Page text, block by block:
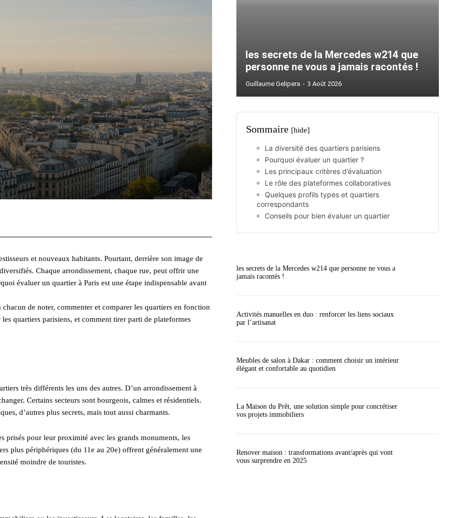
et nouveaux habitants. Pourtant, derrière son image de
Chaque arrondissement, chaque rue, peut offrir une
évaluer un quartier à Paris est une étape indispensable avant
chacun de noter, commenter et comparer les quartiers en fonction
quartiers parisiens, et comment tirer parti de plateformes
très différents les uns des autres. D’un arrondissement à
Certains secteurs sont bourgeois, calmes et résidentiels.
d’autres plus secrets, mais tout aussi charmants.
prisés pour leur proximité avec les grands monuments, les
plus périphériques (du 11e au 20e) offrent généralement une
moindre de touristes.
les secrets de la Mercedes w214 que
personne ne vous a jamais racontés !
Guillaume Gelipera - 3 Août 2026
Sommaire [hide]
La diversité des quartiers parisiens
Pourquoi évaluer un quartier ?
Les principaux critères d’évaluation
Le rôle des plateformes collaboratives
Quelques profils types et quartiers
correspondants
Conseils pour bien évaluer un quartier
les secrets de la Mercedes w214 que personne ne vous a
jamais racontés !
Activités manuelles en duo : renforcer les liens sociaux
par l’artisanat
Meubles de salon à Dakar : comment choisir un intérieur
élégant et confortable au quotidien
La Maison du Prêt, une solution simple pour concrétiser
vos projets immobiliers
Renover maison : transformations avant/après qui vont
vous surprendre en 2025